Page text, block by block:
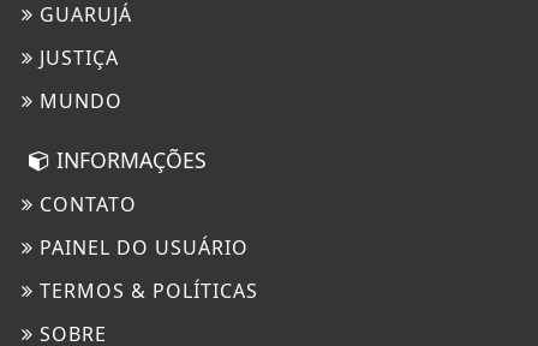
GUARUJÁ
JUSTIÇA
MUNDO
INFORMAÇÕES
CONTATO
PAINEL DO USUÁRIO
TERMOS & POLÍTICAS
SOBRE